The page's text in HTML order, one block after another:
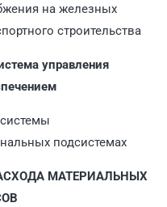
на железных
строительства
управления
подсистемах
МАТЕРИАЛЬНЫХ